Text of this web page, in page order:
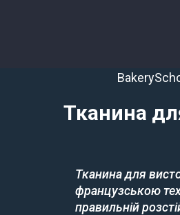
Тканина
Тканина для
французською
правильній